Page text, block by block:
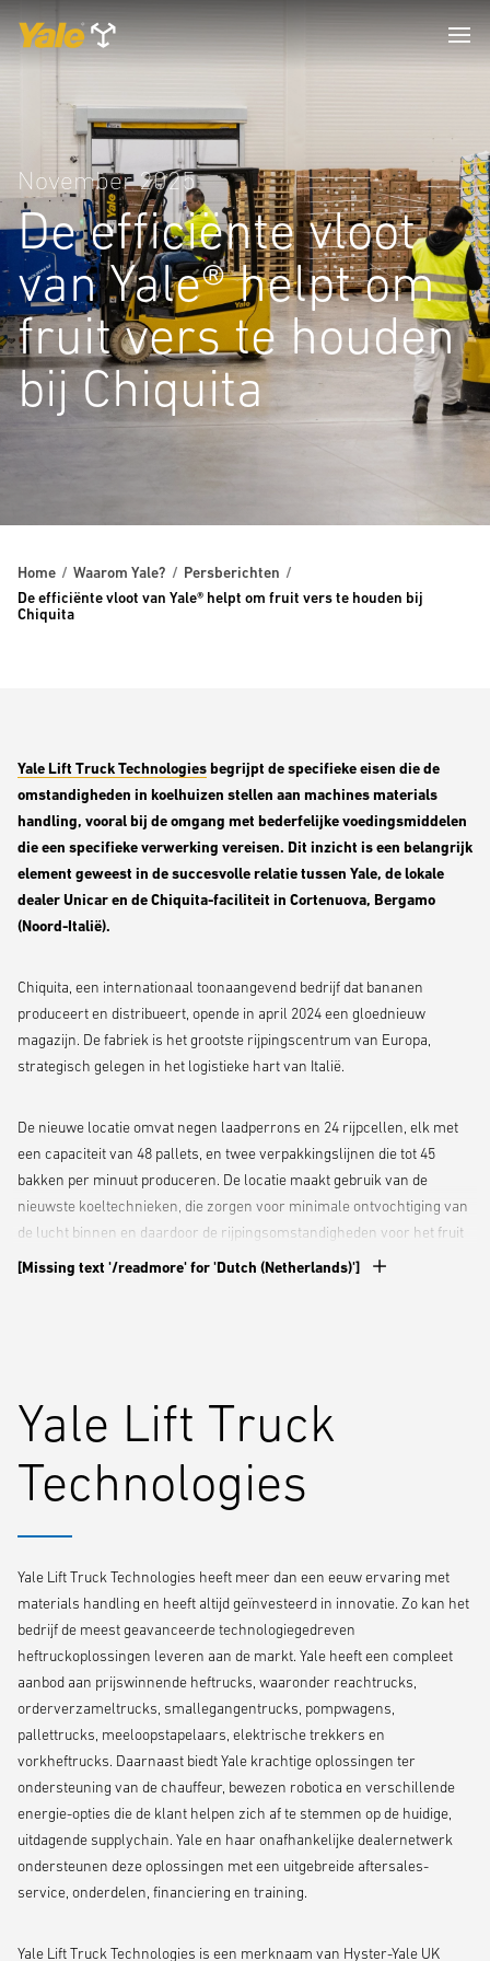
November 2025
De efficiënte vloot
van Yale® helpt om
fruit vers te houden
bij Chiquita
Home Waarom Yale?
Persberichten
De efficiënte vloot van Yale® helpt om fruit vers te houden bij
Chiquita
Yale Lift Truck Technologiesbegrijpt de specifieke eisen die de
omstandigheden in koelhuizen stellen aan machines materials
handling, vooral bij de omgang met bederfelijke voedingsmiddelen
die een specifieke verwerking vereisen. Dit inzicht is een belangrijk
element geweest in de succesvolle relatie tussen Yale, de lokale
dealer Unicar en de Chiquita-faciliteit in Cortenuova, Bergamo
(Noord-Italië).
Chiquita, een internationaal toonaangevend bedrijf dat bananen
produceert en distribueert, opende in april 2024 een gloednieuw
magazijn. De fabriek is het grootste rijpingscentrum van Europa,
strategisch gelegen in het logistieke hart van Italië.
De nieuwe locatie omvat negen laadperrons en 24 rijpcellen, elk met
een capaciteit van 48 pallets, en twee verpakkingslijnen die tot 45
bakken per minuut produceren. De locatie maakt gebruik van de
nieuwste koeltechnieken, die zorgen voor minimale ontvochtiging van
de lucht binnen en daardoor de rijpingsomstandigheden voor het fruit
optimaliseren. De verpakkingswerkzaamheden en pallethandling
8-10 uur, met temperaturen tussen 14° en 18°. Groene bananen
worden aangevoerd vanuit de haven, opgeslagen in rijpcellen, en
pallets een complexe uitdaging is. Bovendien vereisen het
laden/lossen en het transport van pallets binnen het magazijn
efficiëntie en precisie.
"De belangrijkste uitdaging waar we voor staan is het manoeuvreren
van pallets in en uit de rijpcellen, vooral bij het vullen van de bovenste
palletplaatsen. De smalle en niet exact door het midden lopende
gangpaden zorgen ervoor dat de hefcilinders af en toe de metalen
stellingen raken, dus we hadden een ergonomische en compacte
oplossing nodig. De trucks van Yale kunnen deze taken uitstekend aan
en we houden ons aan efficiënte werktijden," zegt Roberto Galdoni,
manager van het distributiecentrum.
[Missing text '/readmore' for 'Dutch (Netherlands)']
Yale Lift Truck
Technologies
Yale Lift Truck Technologies heeft meer dan een eeuw ervaring met
materials handling en heeft altijd geïnvesteerd in innovatie. Zo kan het
bedrijf de meest geavanceerde technologiegedreven
heftruckoplossingen leveren aan de markt. Yale heeft een compleet
aanbod aan prijswinnende heftrucks, waaronder reachtrucks,
orderverzameltrucks, smallegangentrucks, pompwagens,
pallettrucks, meeloopstapelaars, elektrische trekkers en
vorkheftrucks. Daarnaast biedt Yale krachtige oplossingen ter
ondersteuning van de chauffeur, bewezen robotica en verschillende
energie-opties die de klant helpen zich af te stemmen op de huidige,
uitdagende supplychain. Yale en haar onafhankelijke dealernetwerk
ondersteunen deze oplossingen met een uitgebreide aftersales-
service, onderdelen, financiering en training.
Yale Lift Truck Technologies is een merknaam van Hyster-Yale UK